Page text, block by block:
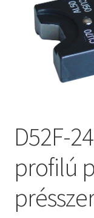
D52F-
profilú